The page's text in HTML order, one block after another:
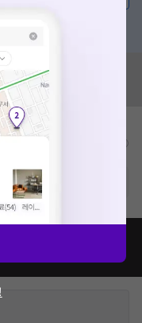
비급여/급여 진료란?
다.